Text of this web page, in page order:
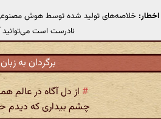
اخطار: خلاصه‌های تولید شده توسط هوش مصنوعی
نادرست است می‌توانید
برگردان به
# از دل آگاه در
چشم بیداری که